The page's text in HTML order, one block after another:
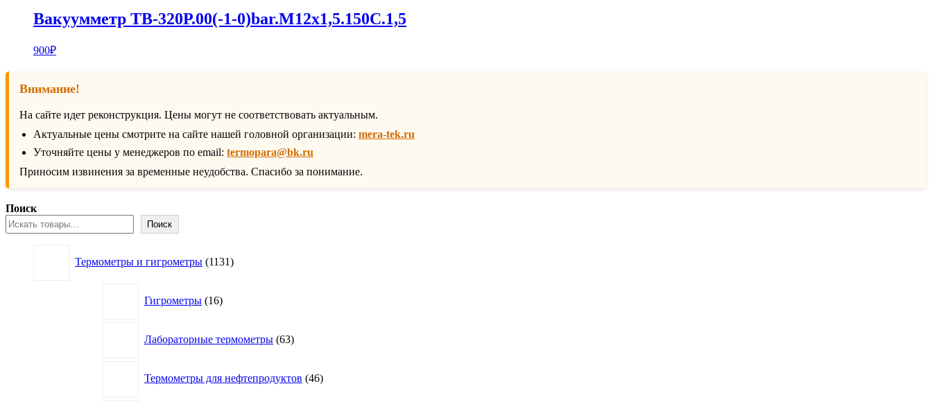
Вакуумметр ТВ-320Р.00(-1-0)bar.М12х1,5.150С.1,5
900₽
Внимание!
На сайте идет реконструкция. Цены могут не соответствовать актуальным.
Актуальные цены смотрите на сайте нашей головной организации: mera-tek.ru
Уточняйте цены у менеджеров по email: termopara@bk.ru
Приносим извинения за временные неудобства. Спасибо за понимание.
Поиск
Поиск
Термометры и гигрометры 1131товар
Гигрометры 16товаров
Лабораторные термометры 63товара
Термометры для нефтепродуктов 46товаров